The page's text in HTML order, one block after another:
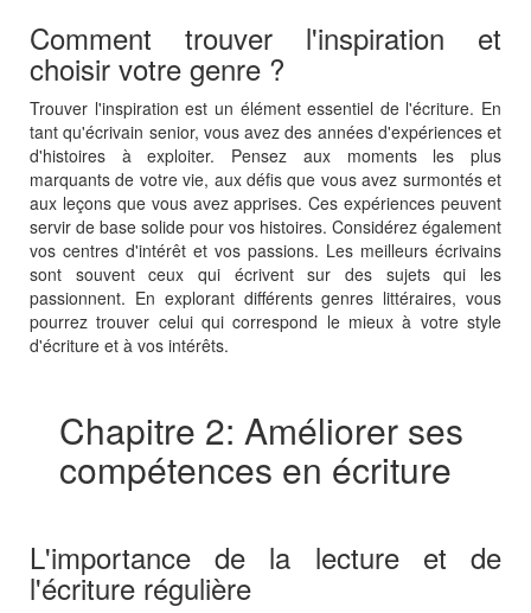
Comment trouver l'inspiration et
choisir votre genre ?
Trouver l'inspiration est un élément essentiel de l'écriture. En
tant qu'écrivain senior, vous avez des années d'expériences et
d'histoires à exploiter. Pensez aux moments les plus
marquants de votre vie, aux défis que vous avez surmontés et
aux leçons que vous avez apprises. Ces expériences peuvent
servir de base solide pour vos histoires. Considérez également
vos centres d'intérêt et vos passions. Les meilleurs écrivains
sont souvent ceux qui écrivent sur des sujets qui les
passionnent. En explorant différents genres littéraires, vous
pourrez trouver celui qui correspond le mieux à votre style
d'écriture et à vos intérêts.
Chapitre 2: Améliorer ses
compétences en écriture
L'importance de la lecture et de
l'écriture régulière